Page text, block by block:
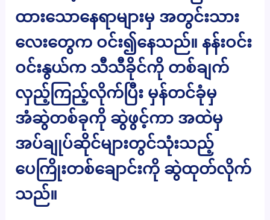
ထားသောနေရာများမှ အတွင်းသား
လေးတွေက ဝင်း၍နေသည်။ နန်းဝင်း
ဝင်းနွယ်က သီသီခိုင်ကို တစ်ချက်
လှည့်ကြည့်လိုက်ပြီး မှန်တင်ခုံမှ
အံဆွဲတစ်ခုကို ဆွဲဖွင့်ကာ အထဲမှ
အပ်ချုပ်ဆိုင်များတွင်သုံးသည့်
ပေကြိုးတစ်ချောင်းကို ဆွဲထုတ်လိုက်
သည်။